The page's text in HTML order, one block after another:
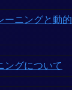
ーニングと動
ングについて